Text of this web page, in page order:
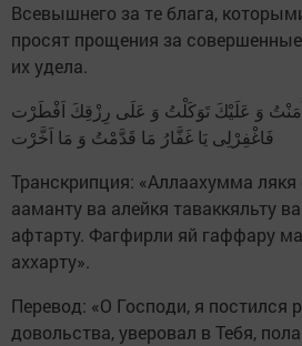
Всевышнего за те блага,
просят прощения за совершенные
их удела.
وَ عَلَيْكَ تَوَكَلْتُ وَ عَلَى رِزْقِكَ اَفْطَرْت
فَاغْفِرْلِى يَا غَفَّارُ مَا قَدَّمْتُ وَ مَا اَخَّرْت
Транскрипция: «Аллаахумма лякя
ааманту ва алейкя таваккяльту
афтарту. Фагфирли яй гаффару
аххарту».
Перевод: «О Господи, я постился
довольства, уверовал в Тебя,